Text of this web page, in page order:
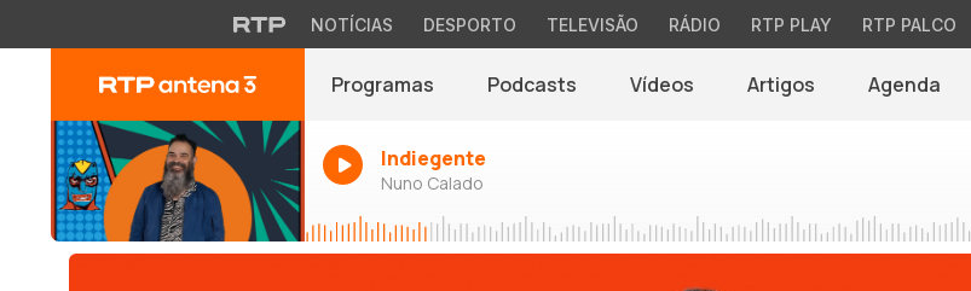
NOTÍCIAS DESPORTO TELEVISÃO RÁDIO RTP PLAY RTP PALCO
Programas Podcasts Vídeos Artigos Agenda
Indiegente
Nuno Calado